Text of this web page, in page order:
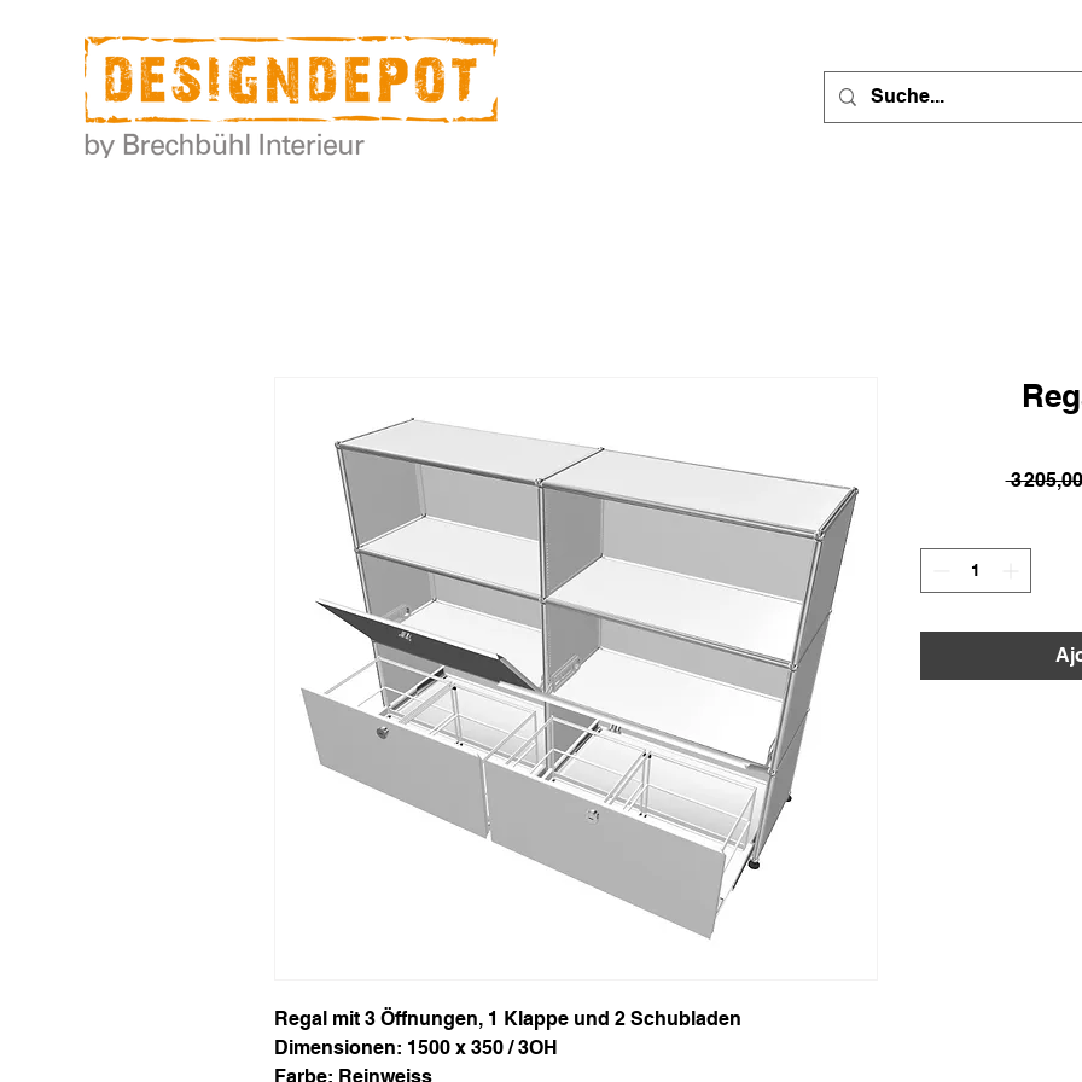
Regal mit 3 Öffnungen, 1 Klappe und 2 Schubladen
Dimensionen: 1500 x 350 / 3OH
Farbe: Reinweiss
3